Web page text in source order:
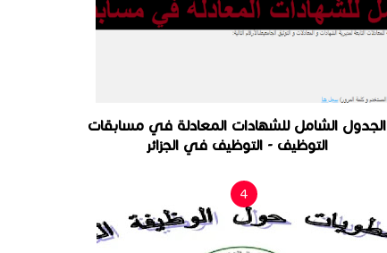
الجدول الشامل للشهادات المعادلة في مسابقات
التوظيف - التوظيف في الجزائر